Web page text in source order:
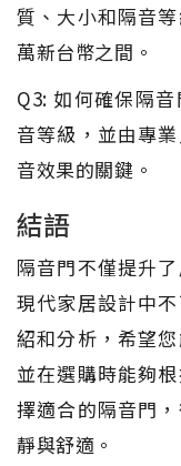
質、大小和隔音
萬新台幣之間。
Q3: 如何確保隔
音等級，並由專
音效果的關鍵。
結語
隔音門不僅提升
現代家居設計中
紹和分析，希望
並在選購時能夠
擇適合的隔音門
靜與舒適。